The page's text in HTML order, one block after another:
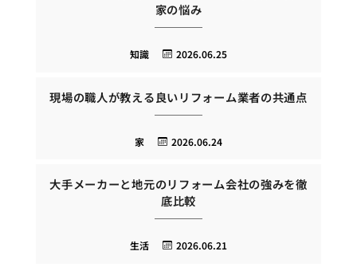
家の悩み
2026.06.25
知識
現場の職人が教える良いリフォーム業者の共通点
2026.06.24
家
大手メーカーと地元のリフォーム会社の強みを徹
底比較
2026.06.21
生活